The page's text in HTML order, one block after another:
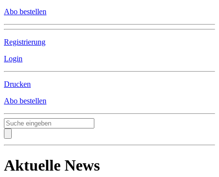
Abo bestellen
Registrierung
Login
Drucken
Abo bestellen
Aktuelle News